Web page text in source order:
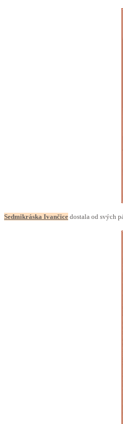
Sedmikráska Ivančice dostala od svých